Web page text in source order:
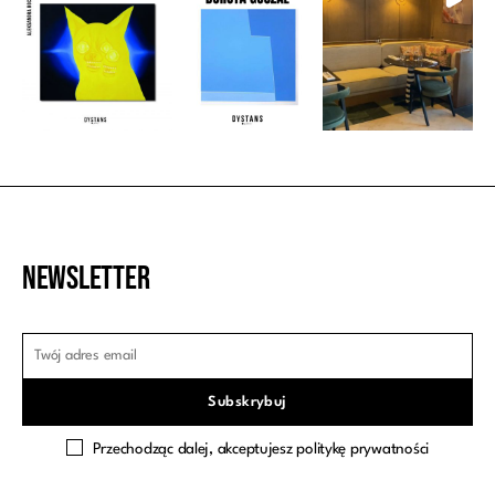
Newsletter
Przechodząc dalej, akceptujesz politykę prywatności